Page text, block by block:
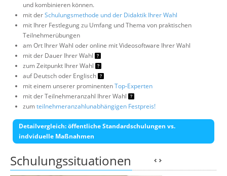
und kombinieren können.
mit derSchulungsmethode und der Didaktik Ihrer Wahl
mit Ihrer Festlegung zu Umfang und Thema von praktischen
Teilnehmerübungen
am Ort Ihrer Wahl oder online mit Videosoftware Ihrer Wahl
mit der Dauer Ihrer Wahl
zum Zeitpunkt Ihrer Wahl
auf Deutsch oder Englisch
mit einem unserer prominentenTop-Experten
mit der Teilnehmeranzahl Ihrer Wahl
zumteilnehmeranzahlunabhängigen Festpreis!
Detailvergleich: öffentliche Standardschulungen vs.
indviduelle Maßnahmen
Schulungssituationen